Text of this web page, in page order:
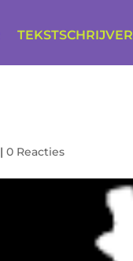
TEKSTSCHRIJVER
|0 Reacties